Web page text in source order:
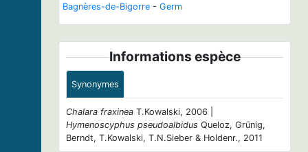
Bagnères-de-Bigorre - Germ
Informations espèce
Synonymes
Chalara fraxinea T.Kowalski, 2006 |
Hymenoscyphus pseudoalbidus Queloz, Grünig,
Berndt, T.Kowalski, T.N.Sieber & Holdenr., 2011